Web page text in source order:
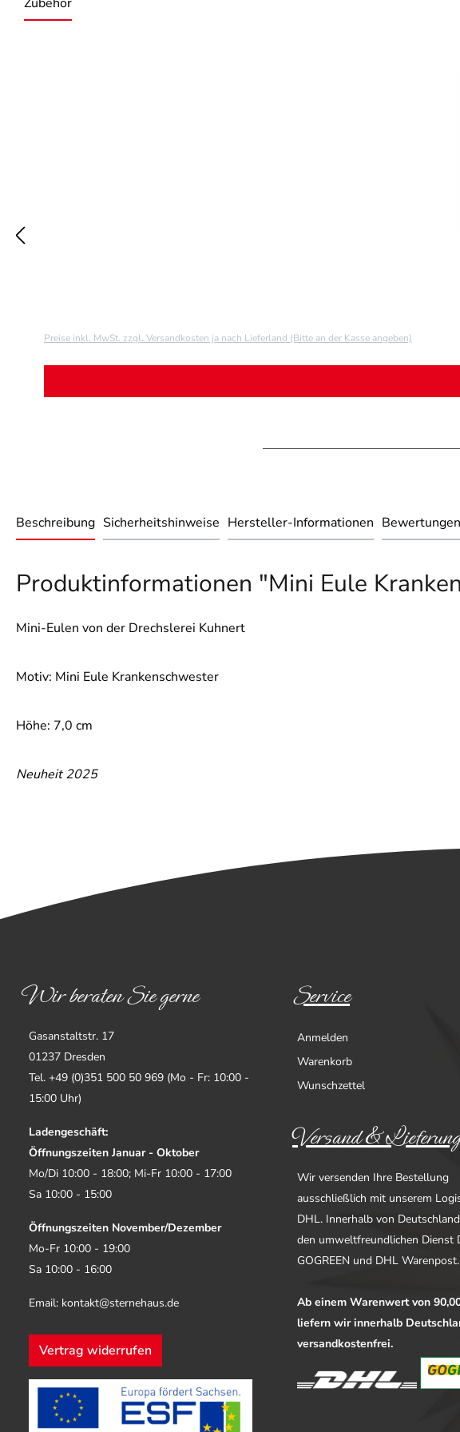
Preise inkl. MwSt. zzgl. Versandkosten ja nach Lieferland (Bitte an der Kasse angeben)
Beschreibung Sicherheitshinweise Hersteller-Informationen Bewertungen
Produktinformationen "Mini Eule
Mini-Eulen von der Drechslerei Kuhnert
Motiv: Mini Eule Krankenschwester
Höhe: 7,0 cm
Neuheit 2025
Wir beraten Sie gerne
Gasanstaltstr. 17
01237 Dresden
Tel. +49 (0)351 500 50 969 (Mo - Fr: 10:00 -
15:00 Uhr)
Ladengeschäft:
Öffnungszeiten Januar - Oktober
Mo/Di 10:00 - 18:00; Mi-Fr 10:00 - 17:00
Sa 10:00 - 15:00
Öffnungszeiten November/Dezember
Mo-Fr 10:00 - 19:00
Sa 10:00 - 16:00
Email: kontakt@sternehaus.de
Vertrag widerrufen
Service
Anmelden
Warenkorb
Wunschzettel
Versand & Lieferung
Wir versenden Ihre Bestellung
ausschließlich mit unserem
DHL. Innerhalb von
den umweltfreundlichen Dienst
GOGREEN und DHL Warenpost.
Ab einem Warenwert von
liefern wir innerhalb
versandkostenfrei.